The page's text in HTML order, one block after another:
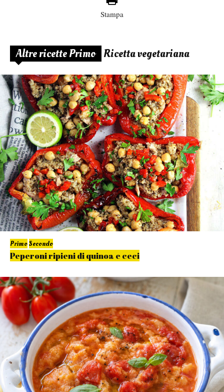
Stampa
Altre ricette Primo Ricetta vegetariana
PrimoSecondo
Peperoni ripieni di quinoa e ceci